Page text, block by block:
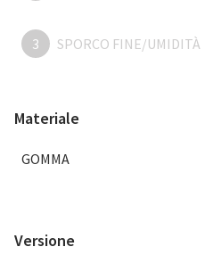
3 SPORCO FINE/UMIDITÀ
Materiale
GOMMA
Versione